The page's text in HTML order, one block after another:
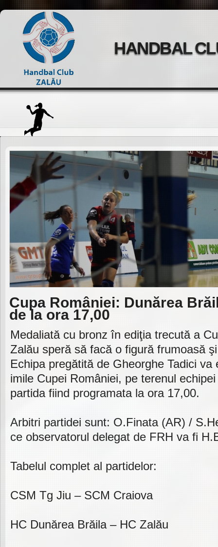
HANDBAL
Cupa României: Dunărea
de la ora 17,00
Medaliată cu bronz în ediţia trecută a
Zalău speră să facă o figură frumoasă
Echipa pregătită de Gheorghe Tadici va
imile Cupei României, pe terenul
partida fiind programata la ora 17,00.
Arbitri partidei sunt: O.Finata (AR) /
ce observatorul delegat de FRH va fi
Tabelul complet al partidelor:
CSM Tg Jiu – SCM Craiova
HC Dunărea Brăila – HC Zalău